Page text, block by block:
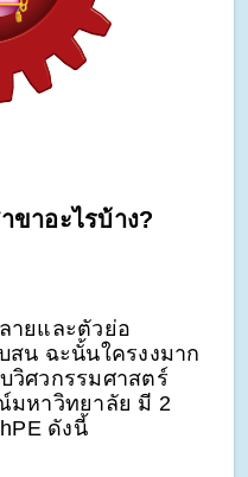
ขาอะไรบ้าง?
ายและตัวย่อ
น ฉะนั้นใครงงมาก
วิศวกรรมศาสตร์
มหาวิทยาลัย มี 2
ดังนี้